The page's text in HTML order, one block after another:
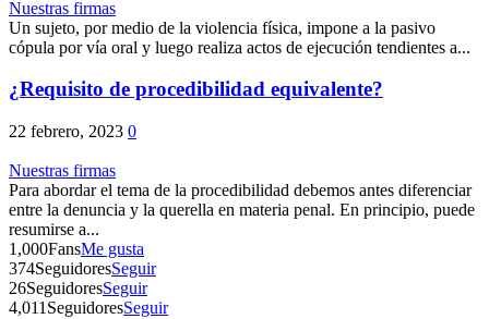
Nuestras firmas
Un sujeto, por medio de la violencia física, impone a la pasivo
cópula por vía oral y luego realiza actos de ejecución tendientes a...
¿Requisito de procedibilidad equivalente?
22 febrero, 2023 0
Nuestras firmas
Para abordar el tema de la procedibilidad debemos antes diferenciar
entre la denuncia y la querella en materia penal. En principio, puede
resumirse a...
1,000FansMe gusta
374SeguidoresSeguir
26SeguidoresSeguir
4,011 SeguidoresSeguir